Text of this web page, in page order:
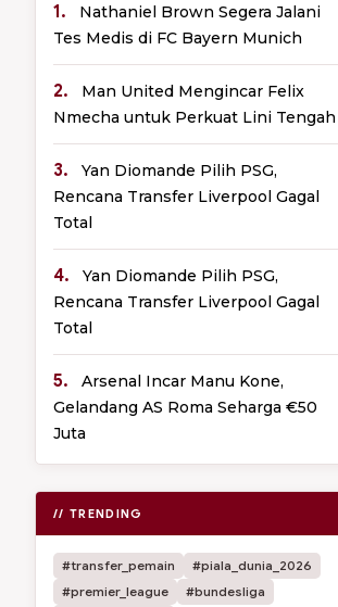
1.
Nathaniel Brown Segera Jalani
Tes Medis di FC Bayern Munich
2.
Man United Mengincar Felix
Nmecha untuk Perkuat Lini Tengah
3.
Yan Diomande Pilih PSG,
Rencana Transfer Liverpool Gagal
Total
4.
Yan Diomande Pilih PSG,
Rencana Transfer Liverpool Gagal
Total
5.
Arsenal Incar Manu Kone,
Gelandang AS Roma Seharga €50
Juta
// TRENDING
#transfer_pemain
#piala_dunia_2026
#premier_league
#bundesliga